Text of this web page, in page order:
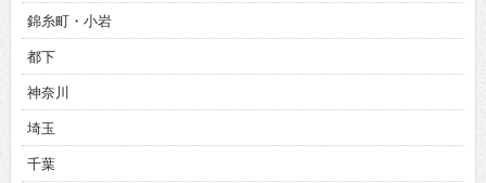
錦糸町・小岩
都下
神奈川
埼玉
千葉